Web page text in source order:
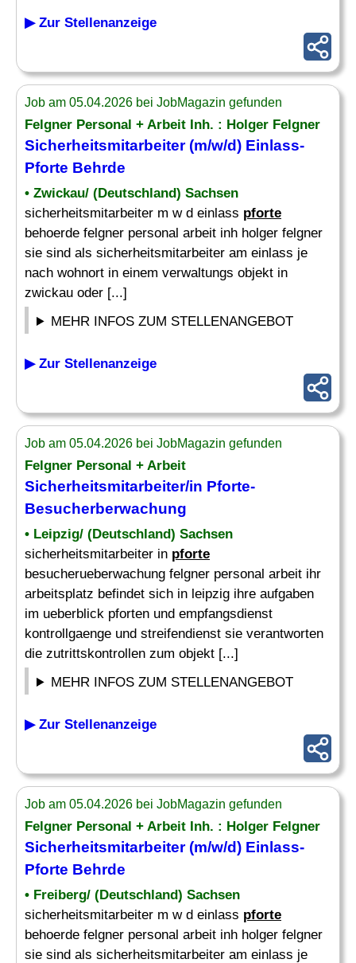
▶ Zur Stellenanzeige
Job am 05.04.2026 bei JobMagazin gefunden
Felgner Personal + Arbeit Inh. : Holger Felgner
Sicherheitsmitarbeiter (m/w/d) Einlass-
Pforte Behrde
• Zwickau/ (Deutschland) Sachsen
sicherheitsmitarbeiter m w d einlass pforte
behoerde felgner personal arbeit inh holger felgner
sie sind als sicherheitsmitarbeiter am einlass je
nach wohnort in einem verwaltungs objekt in
zwickau oder [...]
MEHR INFOS ZUM STELLENANGEBOT
▶ Zur Stellenanzeige
Job am 05.04.2026 bei JobMagazin gefunden
Felgner Personal + Arbeit
Sicherheitsmitarbeiter/in Pforte-
Besucherberwachung
• Leipzig/ (Deutschland) Sachsen
sicherheitsmitarbeiter in pforte
besucherueberwachung felgner personal arbeit ihr
arbeitsplatz befindet sich in leipzig ihre aufgaben
im ueberblick pforten und empfangsdienst
kontrollgaenge und streifendienst sie verantworten
die zutrittskontrollen zum objekt [...]
MEHR INFOS ZUM STELLENANGEBOT
▶ Zur Stellenanzeige
Job am 05.04.2026 bei JobMagazin gefunden
Felgner Personal + Arbeit Inh. : Holger Felgner
Sicherheitsmitarbeiter (m/w/d) Einlass-
Pforte Behrde
• Freiberg/ (Deutschland) Sachsen
sicherheitsmitarbeiter m w d einlass pforte
behoerde felgner personal arbeit inh holger felgner
sie sind als sicherheitsmitarbeiter am einlass je